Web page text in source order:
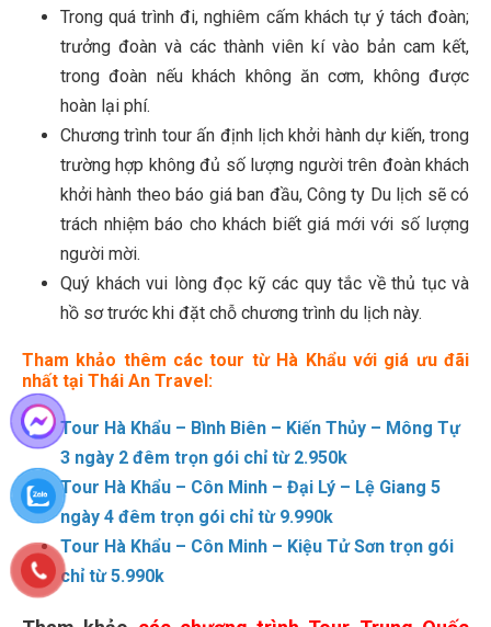
Trong quá trình đi, nghiêm cấm khách tự ý tách đoàn;
trưởng đoàn và các thành viên kí vào bản cam kết,
trong đoàn nếu khách không ăn cơm, không được
hoàn lại phí.
Chương trình tour ấn định lịch khởi hành dự kiến, trong
trường hợp không đủ số lượng người trên đoàn khách
khởi hành theo báo giá ban đầu, Công ty Du lịch sẽ có
trách nhiệm báo cho khách biết giá mới với số lượng
người mời.
Quý khách vui lòng đọc kỹ các quy tắc về thủ tục và
hồ sơ trước khi đặt chỗ chương trình du lịch này.
Tham khảo thêm các tour từ Hà Khẩu với giá ưu đãi
nhất tại Thái An Travel:
Tour Hà Khẩu – Bình Biên – Kiến Thủy – Mông Tự
3 ngày 2 đêm trọn gói chỉ từ 2.950k
Tour Hà Khẩu – Côn Minh – Đại Lý – Lệ Giang 5
ngày 4 đêm trọn gói chỉ từ 9.990k
Tour Hà Khẩu – Côn Minh – Kiệu Tử Sơn trọn gói
chỉ từ 5.990k